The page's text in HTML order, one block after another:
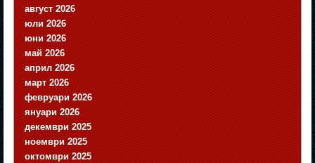
август 2026
юли 2026
юни 2026
май 2026
април 2026
март 2026
февруари 2026
януари 2026
декември 2025
ноември 2025
октомври 2025